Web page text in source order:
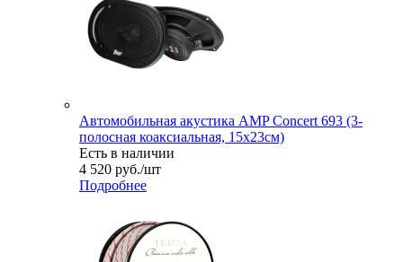
Автомобильная акустика AMP Concert 693 (3-
полосная коаксиальная, 15х23см)
Есть в наличии
4 520 руб./шт
Подробнее